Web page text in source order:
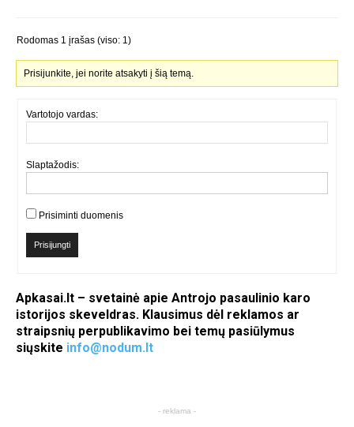
Rodomas 1 įrašas (viso: 1)
Prisijunkite, jei norite atsakyti į šią temą.
Vartotojo vardas:
Slaptažodis:
Prisiminti duomenis
Prisijungti
Apkasai.lt – svetainė apie Antrojo pasaulinio karo
istorijos skeveldras. Klausimus dėl reklamos ar
straipsnių perpublikavimo bei temų pasiūlymus
siųskite info@nodum.lt
- reklama -